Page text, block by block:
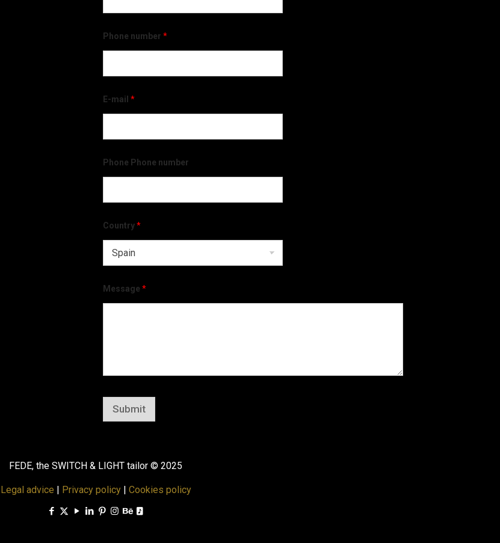
Phone number *
E-mail *
Phone Phone number
Country*
Message *
Submit
FEDE, the SWITCH & LIGHT tailor © 2025
Legal advice | Privacy policy| Cookies policy